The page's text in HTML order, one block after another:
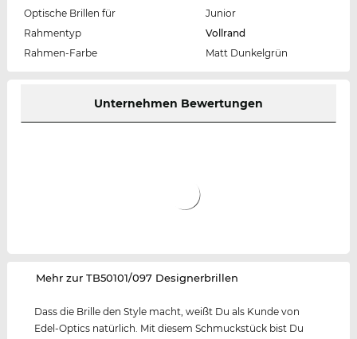
Optische Brillen für
Junior
Rahmentyp
Vollrand
Rahmen-Farbe
Matt Dunkelgrün
Unternehmen Bewertungen
‌Mehr zur TB50101/097 Designerbrillen
Dass die Brille den Style macht, weißt Du als Kunde von
Edel-Optics natürlich. Mit diesem Schmuckstück bist Du